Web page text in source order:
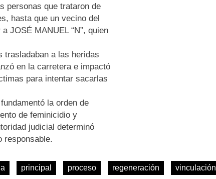
personas que trataron de
hasta que un vecino del
JOSÉ MANUEL “N”, quien
trasladaban a las heridas
en la carretera e impactó
para intentar sacarlas
la orden de
de feminicidio y
judicial determinó
responsable.
principal proceso regeneración vinculación